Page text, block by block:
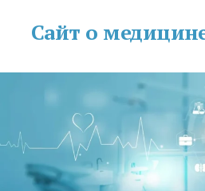
Сайт о